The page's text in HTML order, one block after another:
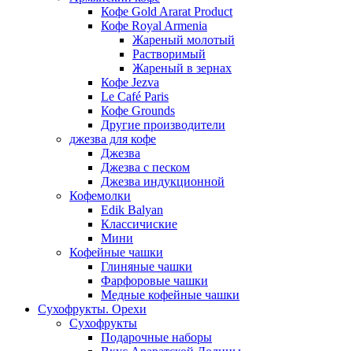
Кофе Gold Ararat Product
Кофе Royal Armenia
Жареный молотый
Растворимый
Жареный в зернах
Кофе Jezva
Le Café Paris
Кофе Grounds
Другие производители
джезва для кофе
Джезва
Джезва с песком
Джезва индукционной
Кофемолки
Edik Balyan
Классичиские
Мини
Кофейные чашки
Глиняные чашки
Фарфоровые чашки
Медные кофейные чашки
Сухофрукты. Орехи
Сухофрукты
Подарочные наборы